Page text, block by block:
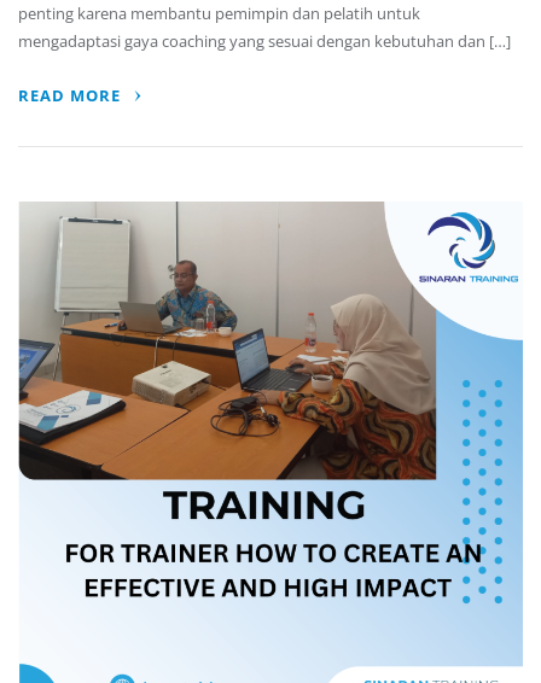
penting karena membantu pemimpin dan pelatih untuk
mengadaptasi gaya coaching yang sesuai dengan kebutuhan dan […]
READ MORE